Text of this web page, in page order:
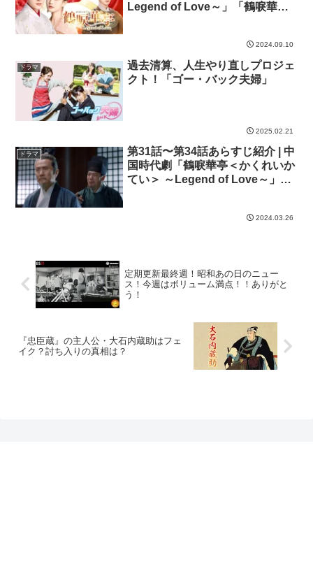
Legend of Love～」「鶴唳華亭
2024.09.10
ドラマ
過去清算、人生やり直しプロジェ
クト！「ゴー・バック夫婦」
2025.02.21
ドラマ
第31話〜第34話あらすじ紹介 | 中
国時代劇「鶴唳華亭＜かくれいか
てい＞ ～Legend of Love～」ノ
2024.03.26
定期更新最終週！昭和あの日のニュー
ス！今週はボリューム満点！！ありがと
う！
『忠臣蔵』の主人公・大石内蔵助はフェ
イク？討ち入りの真相は？